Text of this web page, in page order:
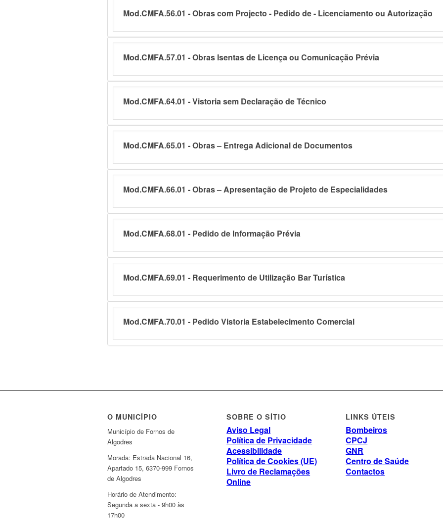
Mod.CMFA.56.01 - Obras com Projecto - Pedido de - Licenciamento ou Autorização
Mod.CMFA.57.01 - Obras Isentas de Licença ou Comunicação Prévia
Mod.CMFA.64.01 - Vistoria sem Declaração de Técnico
Mod.CMFA.65.01 - Obras – Entrega Adicional de Documentos
Mod.CMFA.66.01 - Obras – Apresentação de Projeto de Especialidades
Mod.CMFA.68.01 - Pedido de Informação Prévia
Mod.CMFA.69.01 - Requerimento de Utilização Bar Turística
Mod.CMFA.70.01 - Pedido Vistoria Estabelecimento Comercial
O MUNICÍPIO
Município de Fornos de
Algodres
Morada: Estrada Nacional 16,
Apartado 15, 6370-999 Fornos
de Algodres
Horário de Atendimento:
Segunda a sexta - 9h00 às
17h00
SOBRE O SÍTIO
Aviso Legal
Política de Privacidade
Acessibilidade
Política de Cookies (UE)
Livro de Reclamações
Online
LINKS ÚTEIS
Bombeiros
CPCJ
GNR
Centro de Saúde
Contactos